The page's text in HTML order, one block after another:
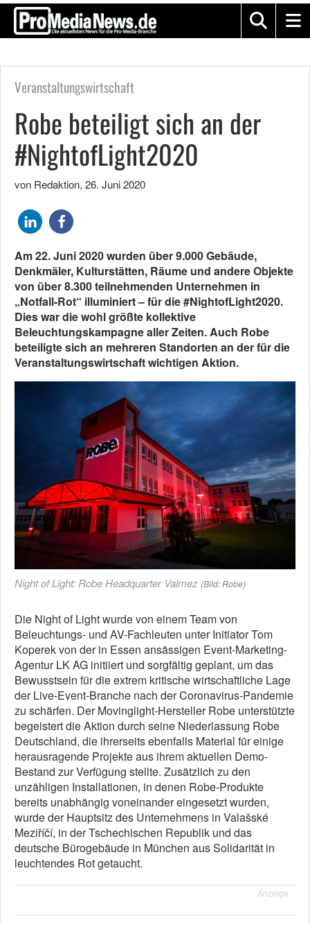
Veranstaltungswirtschaft
Robe beteiligt sich an der
#NightofLight2020
von Redaktion, 26. Juni 2020
Am 22. Juni 2020 wurden über 9.000 Gebäude,
Denkmäler, Kulturstätten, Räume und andere Objekte
von über 8.300 teilnehmenden Unternehmen in
„Notfall-Rot“ illuminiert – für die #NightofLight2020.
Dies war die wohl größte kollektive
Beleuchtungskampagne aller Zeiten. Auch Robe
beteiligte sich an mehreren Standorten an der für die
Veranstaltungswirtschaft wichtigen Aktion.
Night of Light: Robe Headquarter Valmez (Bild: Robe)
Die Night of Light wurde von einem Team von
Beleuchtungs- und AV-Fachleuten unter Initiator Tom
Koperek von der in Essen ansässigen Event-Marketing-
Agentur LK AG initiiert und sorgfältig geplant, um das
Bewusstsein für die extrem kritische wirtschaftliche Lage
der Live-Event-Branche nach der Coronavirus-Pandemie
zu schärfen. Der Movinglight-Hersteller Robe unterstützte
begeistert die Aktion durch seine Niederlassung Robe
Deutschland, die ihrerseits ebenfalls Material für einige
herausragende Projekte aus ihrem aktuellen Demo-
Bestand zur Verfügung stellte. Zusätzlich zu den
unzähligen Installationen, in denen Robe-Produkte
bereits unabhängig voneinander eingesetzt wurden,
wurde der Hauptsitz des Unternehmens in Valašské
Meziříčí, in der Tschechischen Republik und das
deutsche Bürogebäude in München aus Solidarität in
leuchtendes Rot getaucht.
Anzeige